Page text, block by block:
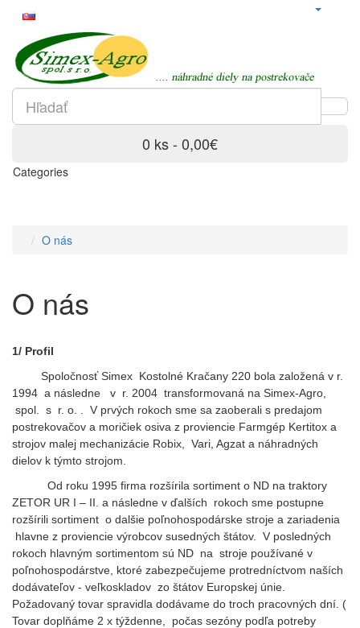
0 ks - 0,00€
Categories
O nás
O nás
1/ Profil
Spoločnosť Simex Kostolné Kračany 220 bola založená v r.
1994 a následne
v r. 2004 transformovaná na Simex-Agro,
spol. s r. o. . V prvých rokoch sme sa zaoberali s predajom
postrekovačov a moričiek osiva z proviencie Farmgép Kertitox a
strojov malej mechanizácie Robix, Vari, Agzat a náhradných
dielov k týmto strojom.
Od roku 1995 firma rozšírila sortiment o ND na traktory
ZETOR UR I – II. a následne v ďalších rokoch sme postupne
rozšírili sortiment o dalšie poľnohospodárske stroje a zariadenia
hlavne z proviencie výrobcov susedných štátov. V posledných
rokoch hlavným sortimentom sú ND na stroje používané v
poľnohospodárstve, ktoré zabezpečujeme protredníctvom naších
dodávateľov - veľkoskladov zo štátov Europskej únie.
Požadovaný tovar spravidla dodávame do troch pracovných dní. (
Tovar doplňáme 2 x týždenne, počas sezóny podľa potreby